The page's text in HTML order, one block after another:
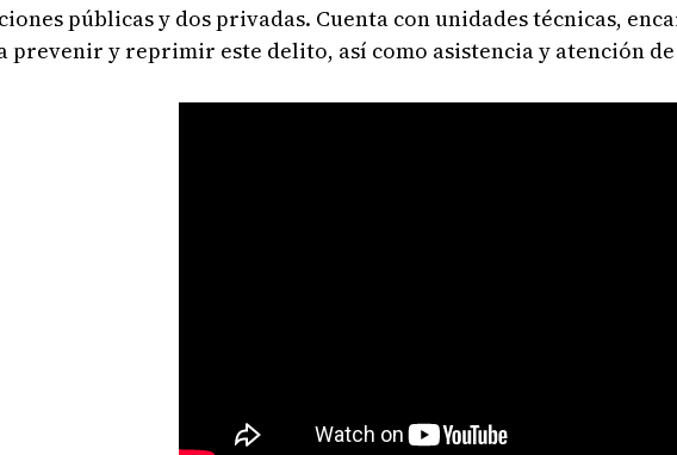
públicas y dos privadas. Cuenta con unidades técnicas,
prevenir y reprimir este delito, así como asistencia y atención